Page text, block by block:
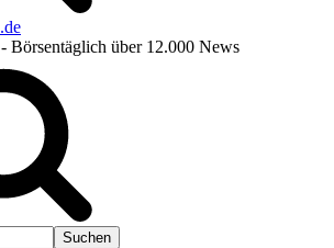
- Börsentäglich über 12.000 News